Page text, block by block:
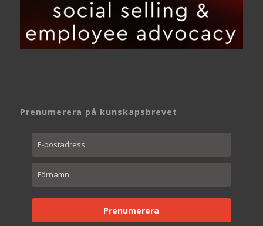
Prenumerera på kunskapsbrevet
Prenumerera